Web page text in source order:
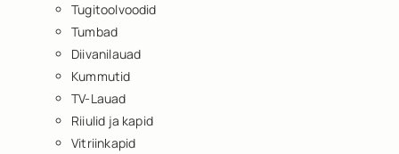
Tugitoolvoodid
Tumbad
Diivanilauad
Kummutid
TV-Lauad
Riiulid ja kapid
Vitriinkapid